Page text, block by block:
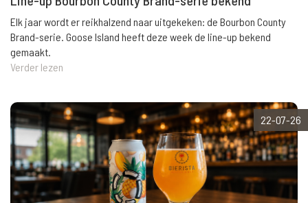
Elk jaar wordt er reikhalzend naar uitgekeken: de Bourbon County
Brand-serie. Goose Island heeft deze week de line-up bekend
gemaakt.
Verder lezen
22-07-26